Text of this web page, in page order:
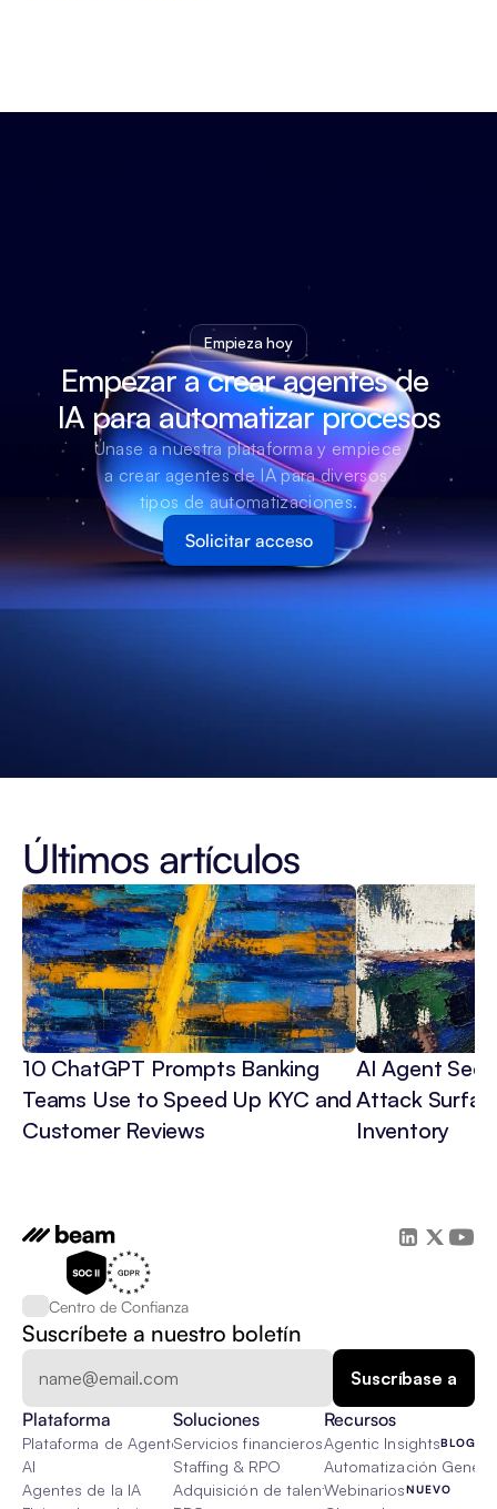
Empieza hoy
Empezar a crear agentes de
IA para automatizar procesos
Únase a nuestra plataforma y empiece
a crear agentes de IA para diversos
tipos de automatizaciones.
Solicitar acceso
Últimos artículos
10 ChatGPT Prompts Banking
Teams Use to Speed Up KYC and
Customer Reviews
AI Agent
Attack
Inventory
Centro de Confianza
Suscríbete a nuestro boletín
Plataforma
Plataforma de Agente de IA
AI
Agentes de la IA
Soluciones
Servicios financieros
Staffing & RPO
Adquisición de talento
Recursos
Agentic InsightsBLOG
Automatización
WebinariosNUEVO